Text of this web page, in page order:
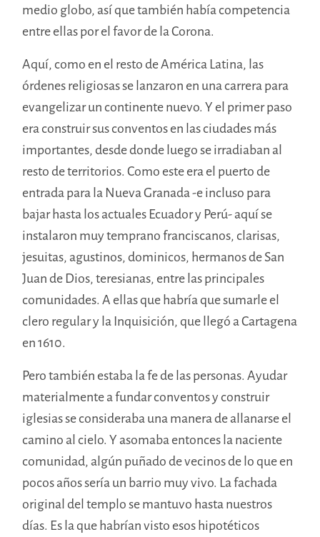
medio globo, así que también había competencia
entre ellas por el favor de la Corona.
Aquí, como en el resto de América Latina, las
órdenes religiosas se lanzaron en una carrera para
evangelizar un continente nuevo. Y el primer paso
era construir sus conventos en las ciudades más
importantes, desde donde luego se irradiaban al
resto de territorios. Como este era el puerto de
entrada para la Nueva Granada -e incluso para
bajar hasta los actuales Ecuador y Perú- aquí se
instalaron muy temprano franciscanos, clarisas,
jesuitas, agustinos, dominicos, hermanos de San
Juan de Dios, teresianas, entre las principales
comunidades. A ellas que habría que sumarle el
clero regular y la Inquisición, que llegó a Cartagena
en 1610.
Pero también estaba la fe de las personas. Ayudar
materialmente a fundar conventos y construir
iglesias se consideraba una manera de allanarse el
camino al cielo. Y asomaba entonces la naciente
comunidad, algún puñado de vecinos de lo que en
pocos años sería un barrio muy vivo. La fachada
original del templo se mantuvo hasta nuestros
días. Es la que habrían visto esos hipotéticos